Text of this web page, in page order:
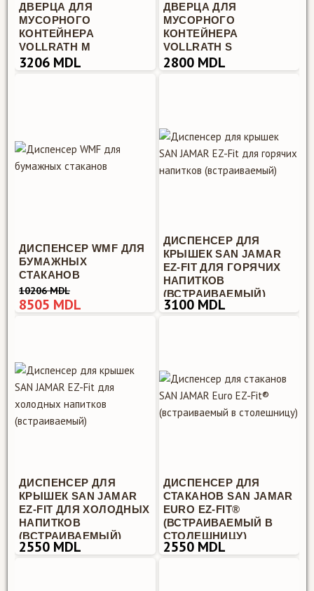
ДВЕРЦА ДЛЯ
МУСОРНОГО
КОНТЕЙНЕРА
VOLLRATH M
3206 MDL
ДВЕРЦА ДЛЯ
МУСОРНОГО
КОНТЕЙНЕРА
VOLLRATH S
2800 MDL
ДИСПЕНСЕР WMF ДЛЯ
БУМАЖНЫХ
СТАКАНОВ
10206 MDL
8505 MDL
ДИСПЕНСЕР ДЛЯ
КРЫШЕК SAN JAMAR
EZ-FIT ДЛЯ ГОРЯЧИХ
НАПИТКОВ
(ВСТРАИВАЕМЫЙ)
3100 MDL
ДИСПЕНСЕР ДЛЯ
КРЫШЕК SAN JAMAR
EZ-FIT ДЛЯ ХОЛОДНЫХ
НАПИТКОВ
(ВСТРАИВАЕМЫЙ)
2550 MDL
ДИСПЕНСЕР ДЛЯ
СТАКАНОВ SAN JAMAR
EURO EZ-FIT®
(ВСТРАИВАЕМЫЙ В
СТОЛЕШНИЦУ)
2550 MDL